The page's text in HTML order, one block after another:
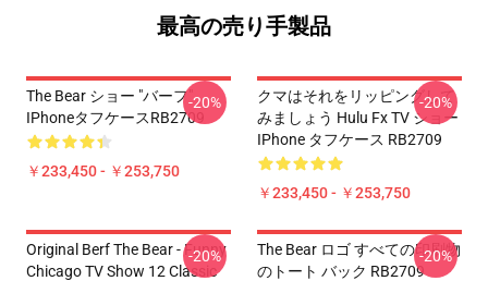
最高の売り手製品
The Bear ショー "バーフ"
IPhoneタフケースRB2709
￥233,450 - ￥253,750
-20%
クマはそれをリッピングして
みましょう Hulu Fx TV ショー
IPhone タフケース RB2709
￥233,450 - ￥253,750
-20%
Original Berf The Bear - Funny
Chicago TV Show 12 Classic
-20%
The Bear ロゴ すべての印刷物
のトート バック RB2709
-20%